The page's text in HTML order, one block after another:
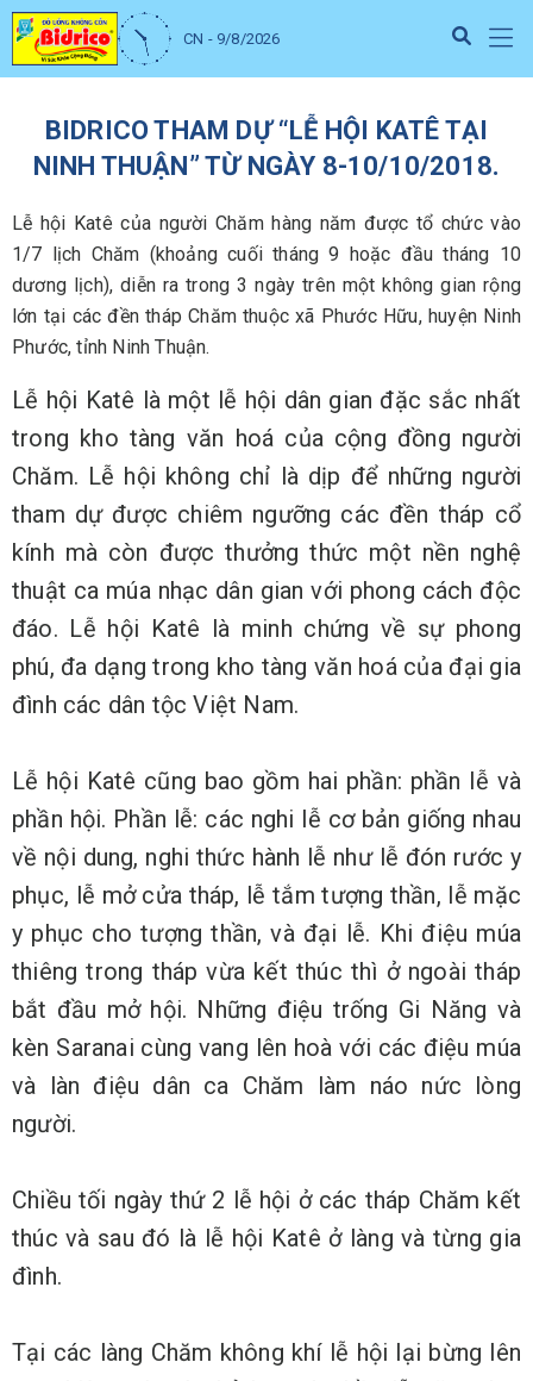
CN - 9/8/2026
BIDRICO THAM DỰ “LỄ HỘI KATÊ TẠI
NINH THUẬN” TỪ NGÀY 8-10/10/2018.
Lễ hội Katê của người Chăm hàng năm được tổ chức vào
1/7 lịch Chăm (khoảng cuối tháng 9 hoặc đầu tháng 10
dương lịch), diễn ra trong 3 ngày trên một không gian rộng
lớn tại các đền tháp Chăm thuộc xã Phước Hữu, huyện Ninh
Phước, tỉnh Ninh Thuận.
Lễ hội Katê là một lễ hội dân gian đặc sắc nhất
trong kho tàng văn hoá của cộng đồng người
Chăm. Lễ hội không chỉ là dịp để những người
tham dự được chiêm ngưỡng các đền tháp cổ
kính mà còn được thưởng thức một nền nghệ
thuật ca múa nhạc dân gian với phong cách độc
đáo. Lễ hội Katê là minh chứng về sự phong
phú, đa dạng trong kho tàng văn hoá của đại gia
đình các dân tộc Việt Nam.
Lễ hội Katê cũng bao gồm hai phần: phần lễ và
phần hội. Phần lễ: các nghi lễ cơ bản giống nhau
về nội dung, nghi thức hành lễ như lễ đón rước y
phục, lễ mở cửa tháp, lễ tắm tượng thần, lễ mặc
y phục cho tượng thần, và đại lễ. Khi điệu múa
thiêng trong tháp vừa kết thúc thì ở ngoài tháp
bắt đầu mở hội. Những điệu trống Gi Năng và
kèn Saranai cùng vang lên hoà với các điệu múa
và làn điệu dân ca Chăm làm náo nức lòng
người.
Chiều tối ngày thứ 2 lễ hội ở các tháp Chăm kết
thúc và sau đó là lễ hội Katê ở làng và từng gia
đình.
Tại các làng Chăm không khí lễ hội lại bừng lên